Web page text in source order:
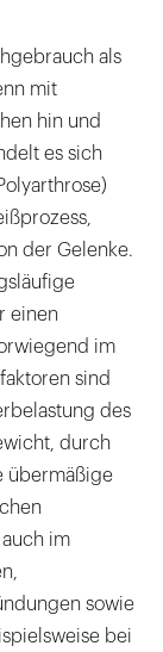
als
mit
hin und
es sich
der Gelenke.
einen
im
sind
des
durch
übermäßige
im
sowie
bei